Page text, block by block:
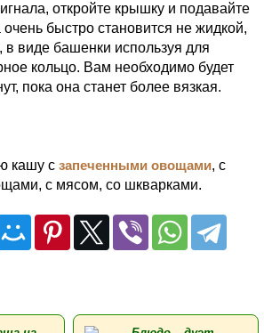
откройте крышку и подавайте
очень быстро становится не жидкой,
в виде башенки используя для
кольцо. Вам необходимо будет
пока она станет более вязкая.
кашу с запеченными овощами, с
с мясом, со шкварками.